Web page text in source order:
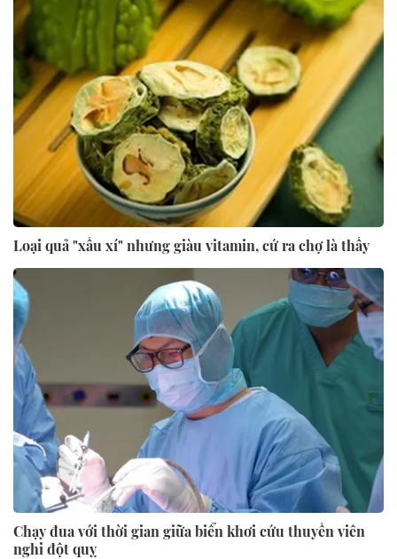
Loại quả "xấu xí" nhưng giàu vitamin, cứ ra chợ là thấy
Chạy đua với thời gian giữa biển khơi cứu thuyền viên
nghi đột quỵ